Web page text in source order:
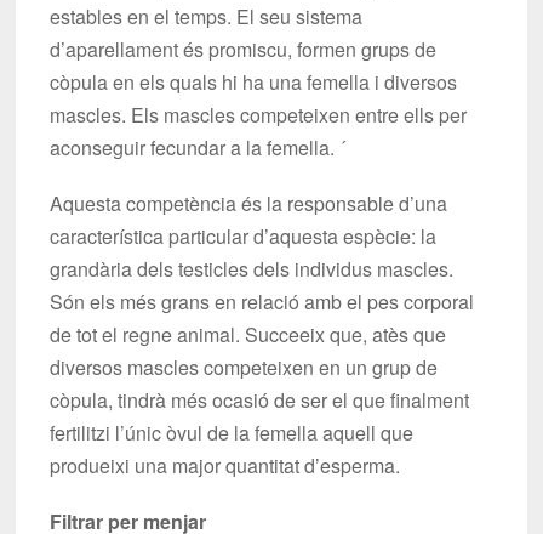
estables en el temps. El seu sistema
d’aparellament és promiscu, formen grups de
còpula en els quals hi ha una femella i diversos
mascles. Els mascles competeixen entre ells per
aconseguir fecundar a la femella. ´
Aquesta competència és la responsable d’una
característica particular d’aquesta espècie: la
grandària dels testicles dels individus mascles.
Són els més grans en relació amb el pes corporal
de tot el regne animal. Succeeix que, atès que
diversos mascles competeixen en un grup de
còpula, tindrà més ocasió de ser el que finalment
fertilitzi l’únic òvul de la femella aquell que
produeixi una major quantitat d’esperma.
Filtrar per menjar